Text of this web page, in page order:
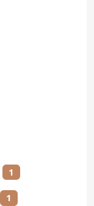
1
1